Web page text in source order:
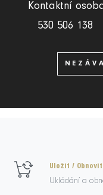
Kontaktní
530 506
Uložit /
Ukládání a